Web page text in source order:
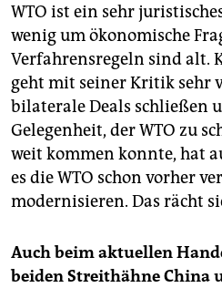
WTO ist ein sehr
wenig um ökonomische
Verfahrensregeln sind alt.
geht mit seiner Kritik sehr
bilaterale Deals schließen
Gelegenheit, der WTO zu
weit kommen konnte, hat
es die WTO schon vorher
modernisieren. Das rächt
Auch beim aktuellen
beiden Streithähne China